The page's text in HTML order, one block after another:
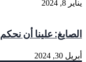
يناير 8, 2024
الصايغ: علينا أن
أبريل 30, 2024